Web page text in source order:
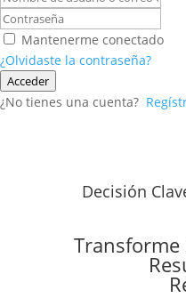
Mantenerme conectado
¿Olvidaste la contraseña?
Acceder
¿No tienes una cuenta?
Decisión